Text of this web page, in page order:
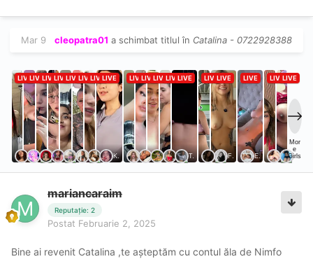
Mar 9 cleopatra01 a schimbat titlul în Catalina - 0722928388
mariancaraim
Reputație: 2
Postat Februarie 2, 2025
Bine ai revenit Catalina ,te așteptăm cu contul ăla de Nimfo